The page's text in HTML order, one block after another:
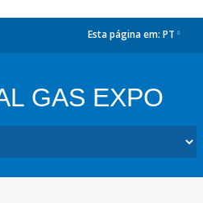
Esta página em: PT
GAS EXPO